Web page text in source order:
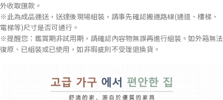
外收取匯款。
※此為成品運送，送達後現場組裝，請事先確認搬運路線(通道、樓梯、
電梯等)尺寸是否可通行。
※提醒您：鑑賞期非試用期，請確認內容物無誤再進行組裝。如外箱無法
復原、已組裝或已使用，如非瑕疵則不受理退換貨。